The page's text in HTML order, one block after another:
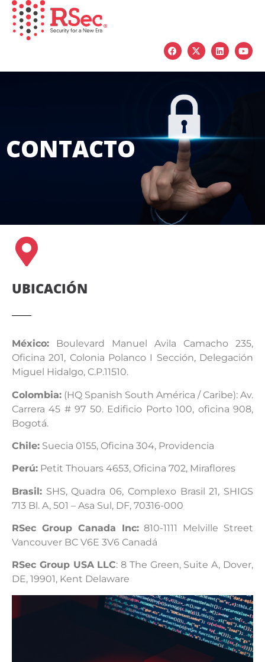
CONTACTO
UBICACIÓN
México: Boulevard Manuel Avila Camacho 235,
Oficina 201, Colonia Polanco I Sección, Delegación
Miguel Hidalgo, C.P.11510.
Colombia: (HQ Spanish South América / Caribe): Av.
Carrera 45 # 97 50. Edificio Porto 100, oficina 908,
Bogotá.
Chile: Suecia 0155, Oficina 304, Providencia
Perú: Petit Thouars 4653, Oficina 702, Miraflores
Brasil: SHS, Quadra 06, Complexo Brasil 21, SHIGS
713 Bl. A, 501 – Asa Sul, DF, 70316-000
RSec Group Canada Inc:810-1111 Melville Street
Vancouver BC V6E 3V6 Canadá
RSec Group USA LLC: 8 The Green, Suite A, Dover,
DE, 19901, Kent Delaware